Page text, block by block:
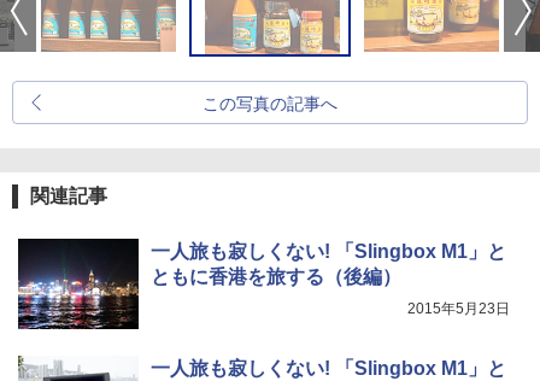
この写真の記事へ
関連記事
一人旅も寂しくない! 「Slingbox M1」と
ともに香港を旅する（後編）
2015年5月23日
一人旅も寂しくない! 「Slingbox M1」と